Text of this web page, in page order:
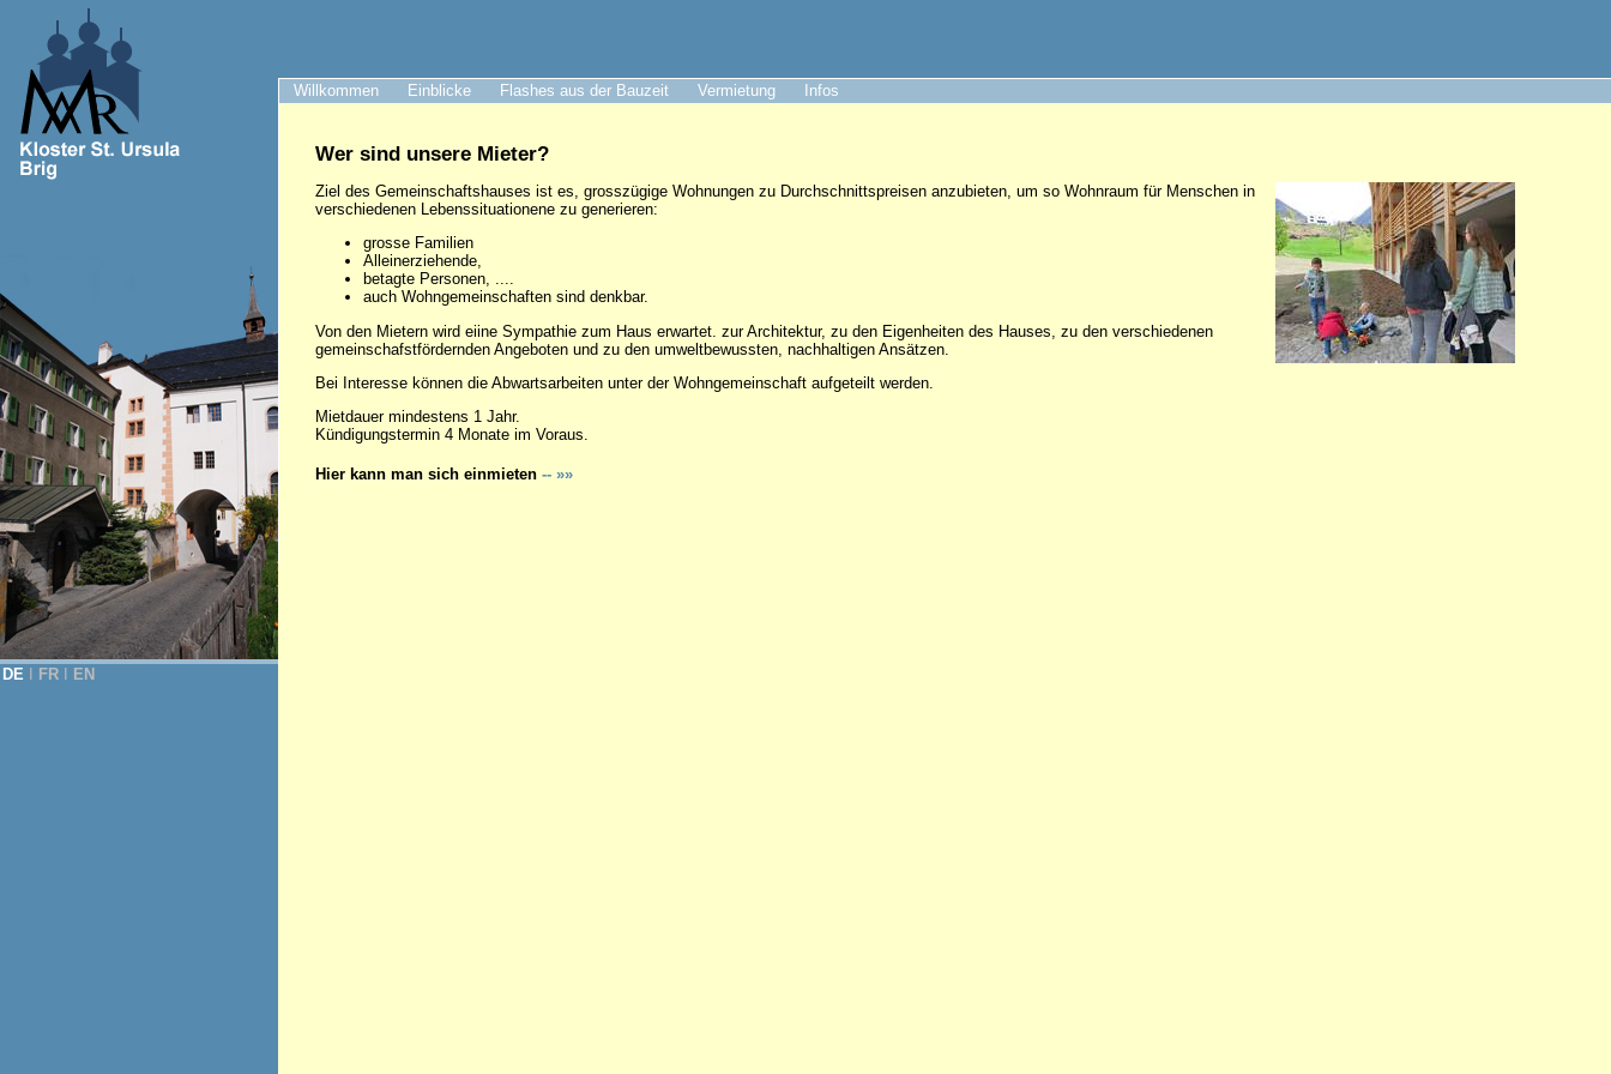
Willkommen Einblicke Flashes aus der Bauzeit Vermietung Infos
DE FR EN
Wer sind unsere Mieter?
Ziel des Gemeinschaftshauses ist es, grosszügige Wohnungen zu Durchschnittspreisen anzubieten, um so Wohnraum für Menschen in
verschiedenen Lebenssituationene zu generieren:
grosse Familien
Alleinerziehende,
betagte Personen, ....
auch Wohngemeinschaften sind denkbar.
Von den Mietern wird eiine Sympathie zum Haus erwartet. zur Architektur, zu den Eigenheiten des Hauses, zu den verschiedenen
gemeinschafstfördernden Angeboten und zu den umweltbewussten, nachhaltigen Ansätzen.
Bei Interesse können die Abwartsarbeiten unter der Wohngemeinschaft aufgeteilt werden.
Mietdauer mindestens 1 Jahr.
Kündigungstermin 4 Monate im Voraus.
Hier kann man sich einmieten -- »»